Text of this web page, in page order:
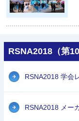
RSNA2018（第
RSNA2018 学会
RSNA2018 メー